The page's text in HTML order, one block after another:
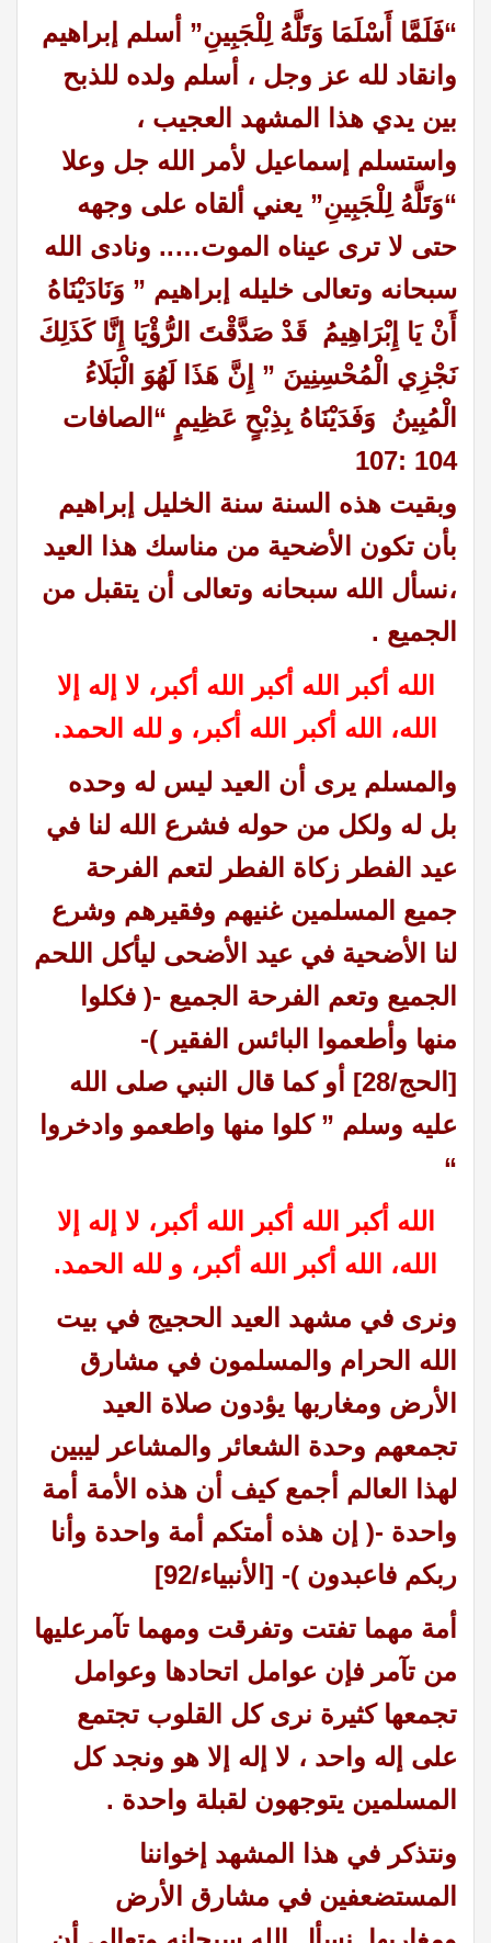
“فَلَمَّا أَسْلَمَا وَتَلَّهُ لِلْجَبِينِ” أسلم إبراهيم
وانقاد لله عز وجل ، أسلم ولده للذبح
بين يدي هذا المشهد العجيب ،
واستسلم إسماعيل لأمر الله جل وعلا
“وَتَلَّهُ لِلْجَبِينِ” يعني ألقاه على وجهه
حتى لا ترى عيناه الموت….. ونادى الله
سبحانه وتعالى خليله إبراهيم ” وَنَادَيْنَاهُ
أَنْ يَا إِبْرَاهِيمُ قَدْ صَدَّقْتَ الرُّؤْيَا إِنَّا كَذَلِكَ
نَجْزِي الْمُحْسِنِينَ ” إِنَّ هَذَا لَهُوَ الْبَلَاءُ
الْمُبِينُ وَفَدَيْنَاهُ بِذِبْحٍ عَظِيمٍ “ الصافات
104
:107
وبقيت هذه السنة سنة الخليل إبراهيم
بأن تكون الأضحية من مناسك هذا العيد
،نسأل الله سبحانه وتعالى أن يتقبل من
الجميع .
الله أكبر الله أكبر الله أكبر، لا إله إلا
الله، الله أكبر الله أكبر، و لله الحمد.
والمسلم يرى أن العيد ليس له وحده
بل له ولكل من حوله فشرع الله لنا في
عيد الفطر زكاة الفطر لتعم الفرحة
جميع المسلمين غنيهم وفقيرهم وشرع
لنا الأضحية في عيد الأضحى ليأكل اللحم
الجميع وتعم الفرحة الجميع -( فكلوا
منها وأطعموا البائس الفقير )-
[الحج/28] أو كما قال النبي صلى الله
عليه وسلم ” كلوا منها واطعمو وادخروا
“
الله أكبر الله أكبر الله أكبر، لا إله إلا
الله، الله أكبر الله أكبر، و لله الحمد.
ونرى في مشهد العيد الحجيج في بيت
الله الحرام والمسلمون في مشارق
الأرض ومغاربها يؤدون صلاة العيد
تجمعهم وحدة الشعائر والمشاعر ليبين
لهذا العالم أجمع كيف أن هذه الأمة أمة
واحدة -( إن هذه أمتكم أمة واحدة وأنا
ربكم فاعبدون )- [الأنبياء/92]
أمة مهما تفتت وتفرقت ومهما تآمرعليها
من تآمر فإن عوامل اتحادها وعوامل
تجمعها كثيرة نرى كل القلوب تجتمع
على إله واحد ، لا إله إلا هو ونجد كل
المسلمين يتوجهون لقبلة واحدة .
ونتذكر في هذا المشهد إخواننا
المستضعفين في مشارق الأرض